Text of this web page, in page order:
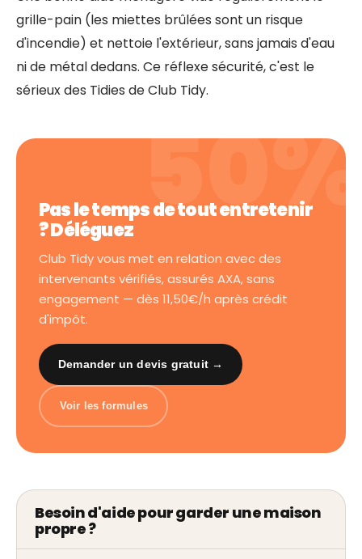
grille-pain (les miettes brûlées sont un risque
d'incendie) et nettoie l'extérieur, sans jamais d'eau
ni de métal dedans. Ce réflexe sécurité, c'est le
sérieux des Tidies de Club Tidy.
Pas le temps de tout entretenir
? Déléguez
Club Tidy vous met en relation avec des
intervenants vérifiés, assurés AXA, sans
engagement — dès 11,50€/h après crédit
d'impôt.
Demander un devis gratuit →
Voir les formules
Besoin d'aide pour garder une maison
propre ?